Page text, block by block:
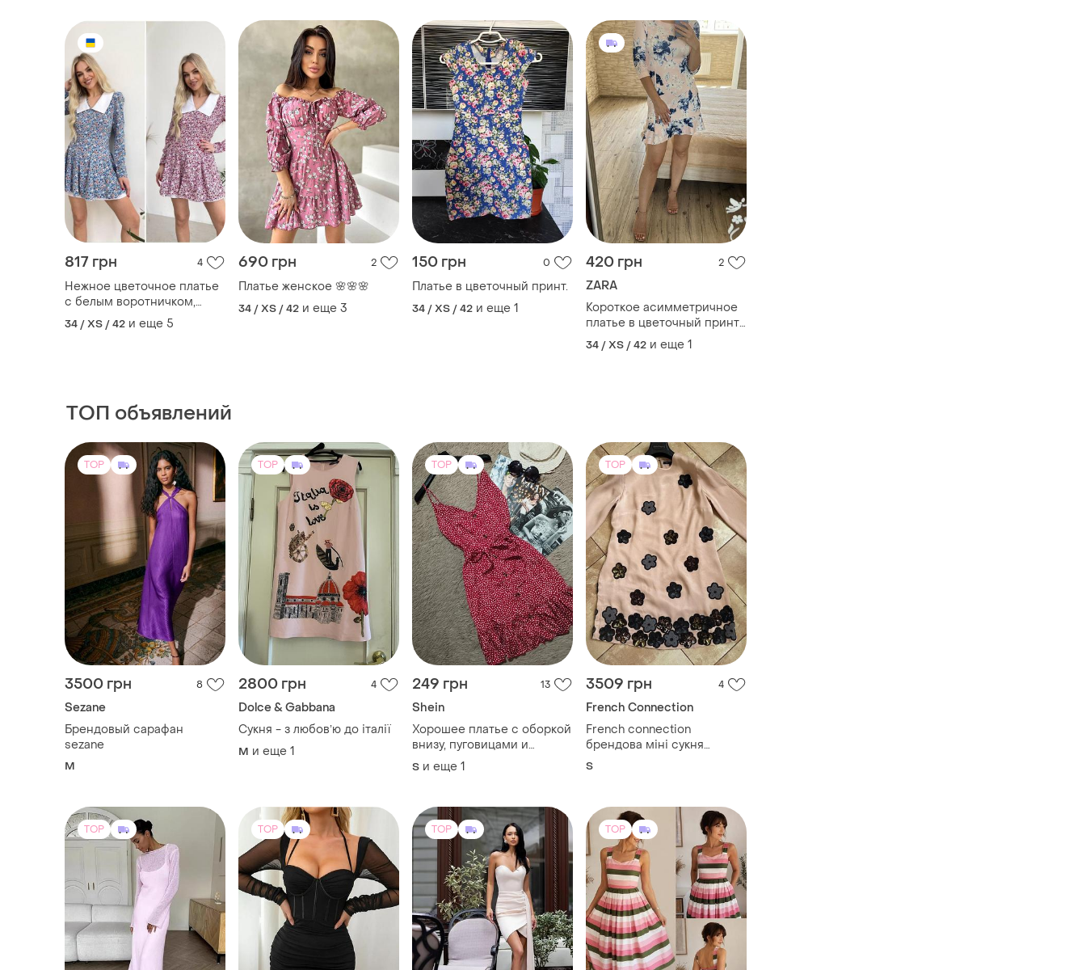
817 грн 4
Нежное цветочное платье
с белым воротничком,
мини платье. цветочное
платье короткое с
34 / XS / 42 и еще 5
690 грн 2
Платье женское 🌸🌸🌸
34 / XS / 42 и еще 3
150 грн 0
Платье в цветочный принт.
34 / XS / 42 и еще 1
420 грн 2
ZARA
Короткое асимметричное
платье в цветочный принт
zara
34 / XS / 42 и еще 1
ТОП объявлений
TOP
3500 грн 8
Sezane
Брендовый сарафан
sezane
M
TOP
2800 грн 4
Dolce & Gabbana
Сукня - з любовʼю до італії
M и еще 1
TOP
249 грн 13
Shein
Хорошее платье с оборкой
внизу, пуговицами и
поясом/платье/сарафан
S и еще 1
TOP
3509 грн 4
French Connection
French connection
брендова міні сукня
номерна
S
TOP TOP TOP TOP